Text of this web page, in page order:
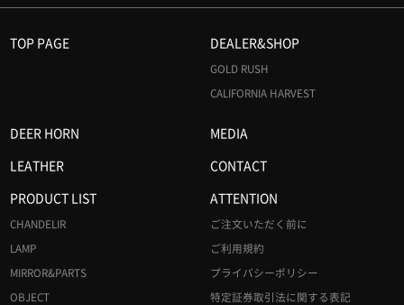
TOP PAGE DEALER&SHOP
GOLD RUSH
CALIFORNIA HARVEST
DEER HORN
MEDIA
LEATHER
CONTACT
PRODUCT LIST
CHANDELIR
LAMP
MIRROR&PARTS
OBJECT
ATTENTION
ご注文いただく前に
ご利用規約
プライバシーポリシー
特定証券取引法に関する表記